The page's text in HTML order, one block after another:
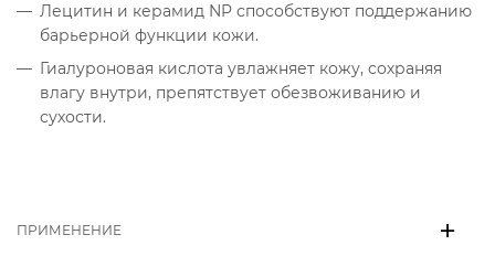
Лецитин и керамид NP способствуют поддержанию
барьерной функции кожи.
Гиалуроновая кислота увлажняет кожу, сохраняя
влагу внутри, препятствует обезвоживанию и
сухости.
ПРИМЕНЕНИЕ